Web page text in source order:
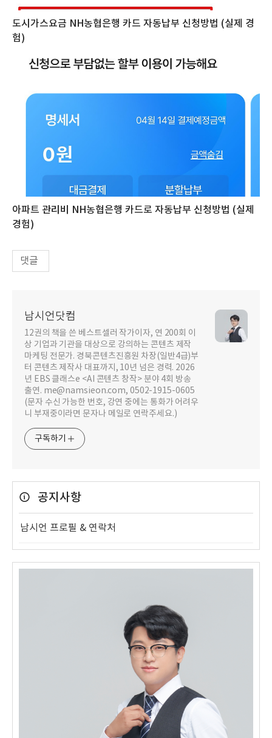
도시가스요금 NH농협은행 카드 자동납부 신청방법 (실제 경
험)
아파트 관리비 NH농협은행 카드로 자동납부 신청방법 (실제
경험)
댓글
남시언닷컴
12권의 책을 쓴 베스트셀러 작가이자, 연 200회 이
상 기업과 기관을 대상으로 강의하는 콘텐츠 제작
마케팅 전문가. 경북콘텐츠진흥원 차장(일반4급)부
터 콘텐츠 제작사 대표까지, 10년 넘은 경력. 2026
년 EBS 클래스e <AI 콘텐츠 창작> 분야 4회 방송
출연. me@namsieon.com, 0502-1915-0605
(문자 수신 가능한 번호, 강연 중에는 통화가 어려우
니 부재중이라면 문자나 메일로 연락주세요.)
구독하기
공지사항
남시언 프로필 & 연락처